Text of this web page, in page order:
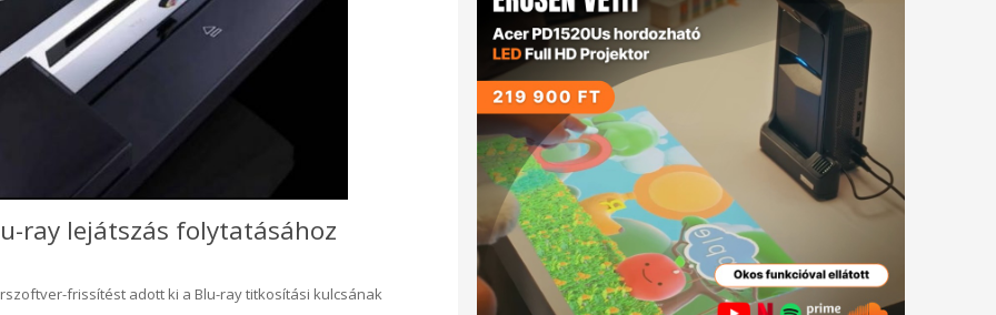
ray lejátszás folytatásához
frissítést adott ki a Blu-ray titkosítási kulcsának